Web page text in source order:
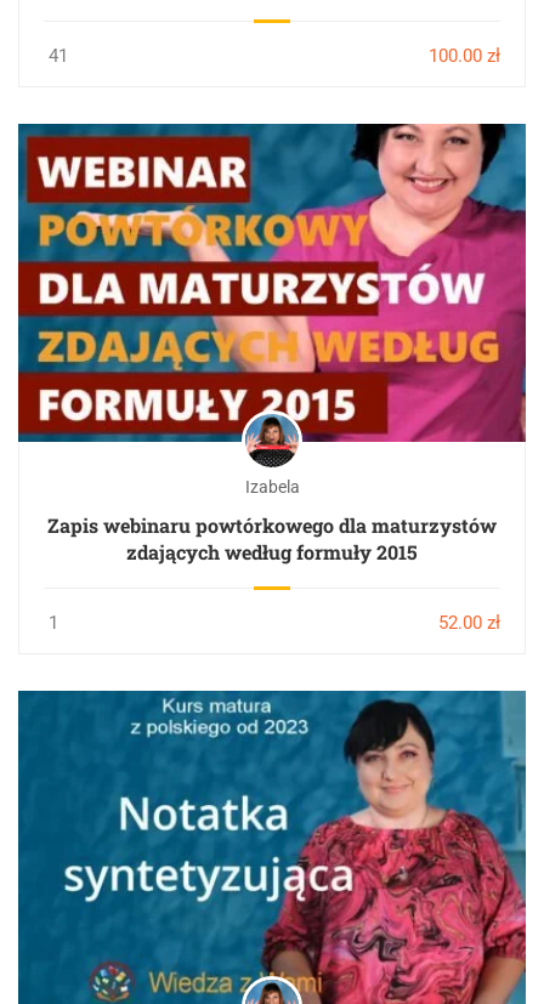
41 100.00 zł
Izabela
Zapis webinaru powtórkowego dla maturzystów
zdających według formuły 2015
1 52.00 zł